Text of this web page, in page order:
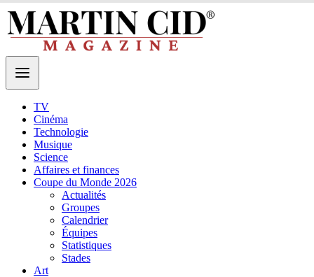
TV
Cinéma
Technologie
Musique
Science
Affaires et finances
Coupe du Monde 2026
Actualités
Groupes
Calendrier
Équipes
Statistiques
Stades
Art